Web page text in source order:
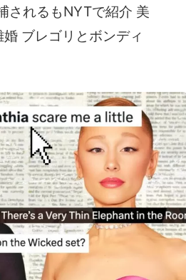
されるもNYTで紹介 美
ブレゴリとボンディ